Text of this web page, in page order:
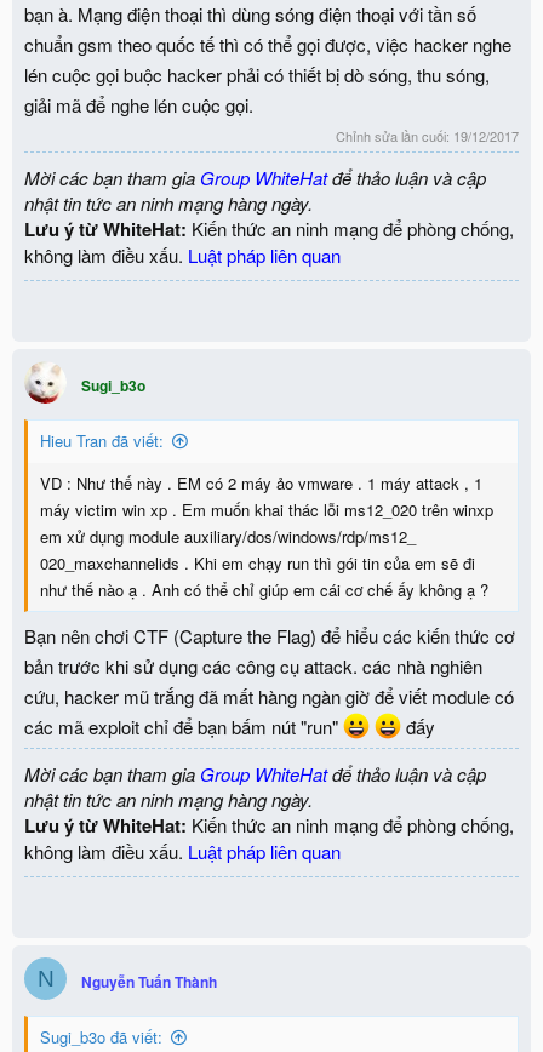
bạn à. Mạng điện thoại thì dùng sóng điện thoại với tần số
chuẩn gsm theo quốc tế thì có thể gọi được, việc hacker nghe
lén cuộc gọi buộc hacker phải có thiết bị dò sóng, thu sóng,
giải mã để nghe lén cuộc gọi.
Chỉnh sửa lần cuối: 19/12/2017
Mời các bạn tham gia Group WhiteHatđể thảo luận và cập
nhật tin tức an ninh mạng hàng ngày.
Lưu ý từ WhiteHat: Kiến thức an ninh mạng để phòng chống,
không làm điều xấu. Luật pháp liên quan
Sugi_b3o
Hieu Tran đã viết:
VD : Như thế này . EM có 2 máy ảo vmware . 1 máy attack , 1
máy victim win xp . Em muốn khai thác lỗi ms12_020 trên winxp
em xử dụng module auxiliary/dos/windows/rdp/ms12_
020_maxchannelids . Khi em chạy run thì gói tin của em sẽ đi
như thế nào ạ . Anh có thể chỉ giúp em cái cơ chế ấy không ạ ?
Bạn nên chơi CTF (Capture the Flag) để hiểu các kiến thức cơ
bản trước khi sử dụng các công cụ attack. các nhà nghiên
cứu, hacker mũ trắng đã mất hàng ngàn giờ để viết module có
các mã exploit chỉ để bạn bấm nút "run"
đấy
Mời các bạn tham gia Group WhiteHatđể thảo luận và cập
nhật tin tức an ninh mạng hàng ngày.
Lưu ý từ WhiteHat: Kiến thức an ninh mạng để phòng chống,
không làm điều xấu. Luật pháp liên quan
N Nguyễn Tuấn Thành
Sugi_b3o đã viết: